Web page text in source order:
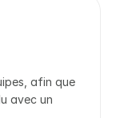
afin que
avec un